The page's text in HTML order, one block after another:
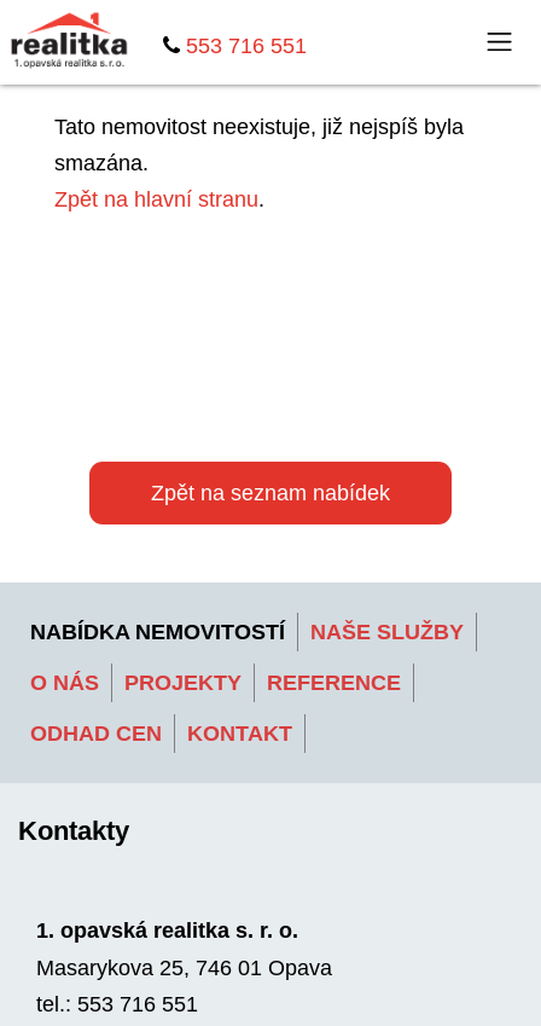
553 716 551
Tato nemovitost neexistuje, již nejspíš byla
smazána.
Zpět na hlavní stranu.
Zpět na seznam nabídek
NABÍDKA NEMOVITOSTÍ NAŠE SLUŽBY
O NÁS PROJEKTY REFERENCE
ODHAD CEN KONTAKT
Kontakty
1. opavská realitka s. r. o.
Masarykova 25, 746 01 Opava
tel.: 553 716 551